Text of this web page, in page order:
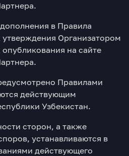
в Правила
Организатором
на сайте
Правилами
действующим
Узбекистан.
сторон, а также
устанавливаются в
действующего